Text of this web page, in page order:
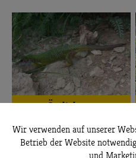
Östliche
Wir verwenden auf unserer
Betrieb der Website
und